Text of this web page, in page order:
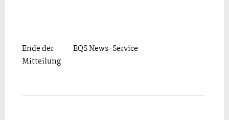
Ende der
Mitteilung
EQS News-Service